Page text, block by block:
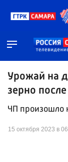
Урожай на
зерно
ЧП произошло
15 октября 2023 в